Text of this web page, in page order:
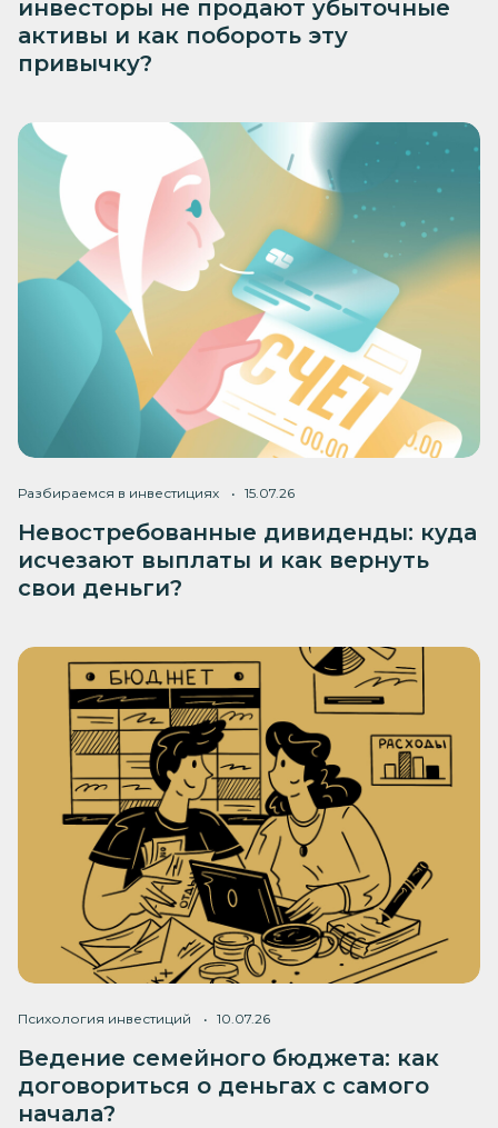
инвесторы не продают убыточные
активы и как побороть эту
привычку?
Разбираемся в инвестициях 15.07.26
Невостребованные дивиденды: куда
исчезают выплаты и как вернуть
свои деньги?
Психология инвестиций 10.07.26
Ведение семейного бюджета: как
договориться о деньгах с самого
начала?